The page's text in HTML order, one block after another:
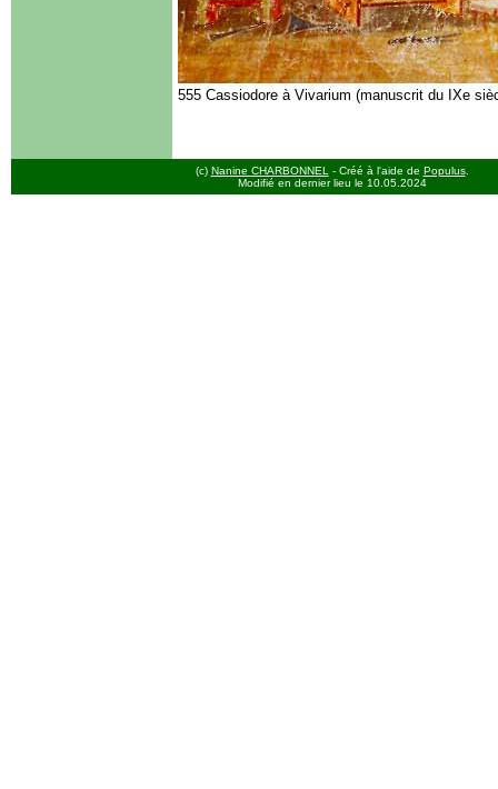
555 Cassiodore à Vivarium (manuscrit du IXe
(c) Nanine CHARBONNEL - Créé à l'aide de Populus.
Modifié en dernier lieu le 10.05.2024